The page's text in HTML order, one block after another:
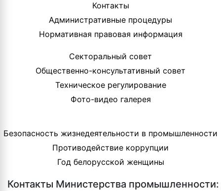
Контакты
Административные процедуры
Нормативная правовая информация
Секторальный совет
Общественно-консультативный совет
Техническое регулирование
Фото-видео галерея
Безопасность жизнедеятельности в промышленности
Противодействие коррупции
Год белорусской женщины
Контакты Министерства промышленности: